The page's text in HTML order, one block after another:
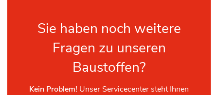
Sie haben noch weitere
Fragen zu unseren
Baustoffen?
Kein Problem! Unser Servicecenter steht Ihnen